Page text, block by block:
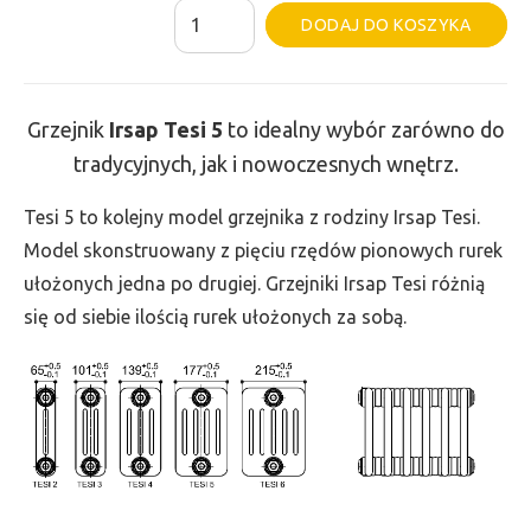
ilość
Grzejnik
-
wys.
885,
szer.
1080,
3273
DODAJ DO KOSZYKA
Grzejnik Irsap Tesi 5 to idealny wybór zarówno do
tradycyjnych, jak i nowoczesnych wnętrz.
Tesi 5 to kolejny model grzejnika z rodziny Irsap Tesi.
Model skonstruowany z pięciu rzędów pionowych rurek
ułożonych jedna po drugiej. Grzejniki Irsap Tesi różnią
się od siebie ilością rurek ułożonych za sobą.